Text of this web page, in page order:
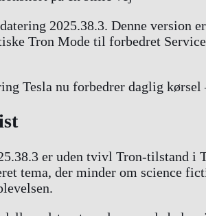
2025.38.3. Denne
Tron Mode til forbedret
Tesla nu forbedrer daglig
er uden tvivl Tron-tilstand i
tema, der minder om science